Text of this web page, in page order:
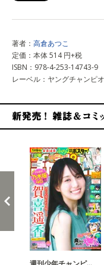
著者： 高倉あつこ
定価：本体 514 円+税
ISBN：978-4-253-14743-9
レーベル：ヤングチャンピ